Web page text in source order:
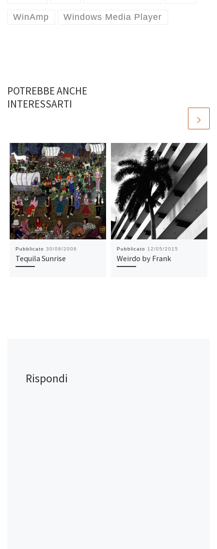
WinAmp Windows Media Player
POTREBBE ANCHE
INTERESSARTI
Pubblicato 30/08/2006
Tequila Sunrise
Pubblicato 12/05/2015
Weirdo by Frank
Rispondi